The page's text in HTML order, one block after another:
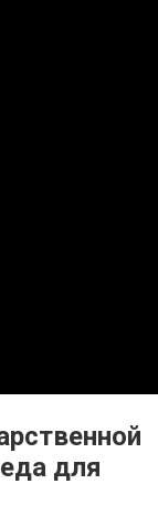
для